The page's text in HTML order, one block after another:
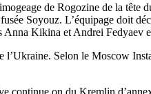
de Rogozine de la
Soyouz. L’équipage doit
Kikina et Andrei Fedyaev
Selon le Moscow
continue on du Kremlin